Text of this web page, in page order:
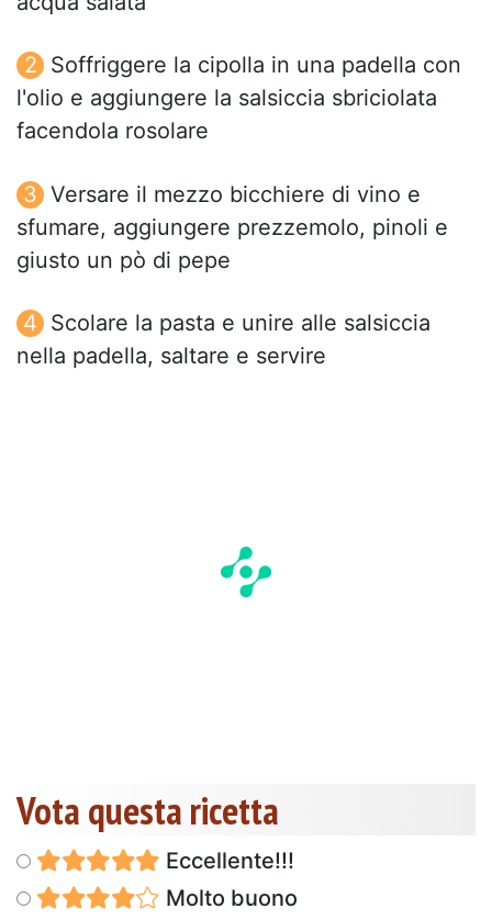
Soffriggere la cipolla in una padella con
l'olio e aggiungere la salsiccia sbriciolata
facendola rosolare
Versare il mezzo bicchiere di vino e
sfumare, aggiungere prezzemolo, pinoli e
giusto un pò di pepe
Scolare la pasta e unire alle salsiccia
nella padella, saltare e servire
Vota questa ricetta
Eccellente!!!
Molto buono